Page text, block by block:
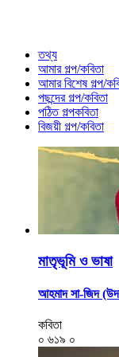
তথ্য
আমার গল্প/কবিতা
আমার বিশেষ গল্প/
পছন্দের গল্প/কবিতা
পঠিত গল্পকবিতা
বিজয়ী গল্প/কবিতা
মাতৃভূমি ও ভাষা
আহমাদ সা-জিদ
কবিতা
০ ৬১৯ ০